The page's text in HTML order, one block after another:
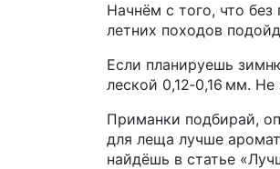
Начнём с того, что
летних походов
Если планируешь
леской 0,12‑0,16 мм.
Приманки подбирай,
для леща лучше
найдёшь в статье